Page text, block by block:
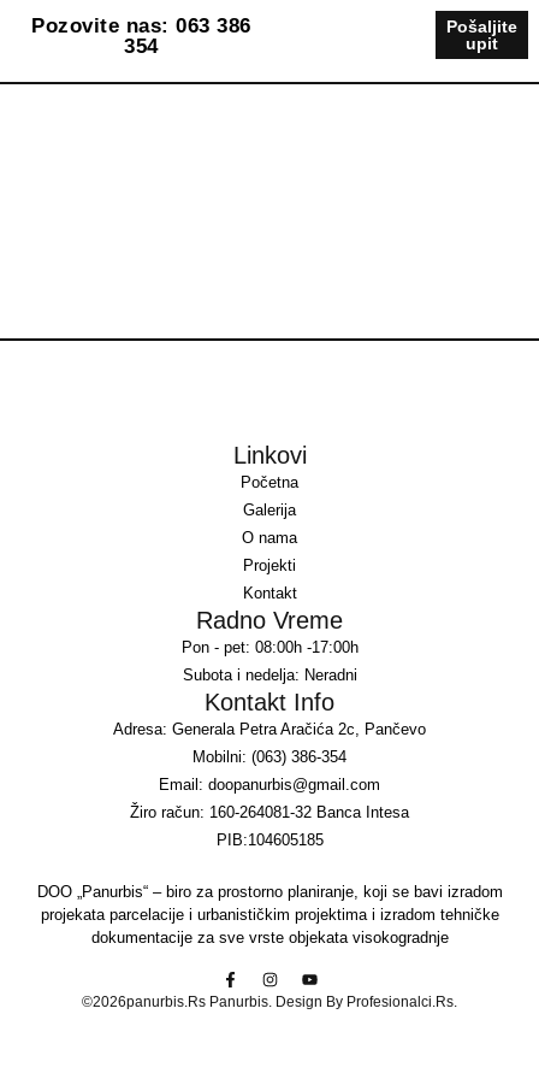
Pozovite nas: 063 386
354
Pošaljite
upit
DOO „Panurbis“ – biro za prostorno planiranje, koji se bavi izradom
projekata parcelacije i urbanističkim projektima i izradom tehničke
dokumentacije za sve vrste objekata visokogradnje
©2026panurbis.rs Panurbis. Design By Profesionalci.rs.
Linkovi
Početna
Galerija
O nama
Projekti
Kontakt
Radno Vreme
Pon - pet: 08:00h -17:00h
Subota i nedelja: Neradni
Kontakt Info
Adresa: Generala Petra Aračića 2c, Pančevo
Mobilni: (063) 386-354
Email: doopanurbis@gmail.com
Žiro račun: 160-264081-32 Banca Intesa
PIB:104605185